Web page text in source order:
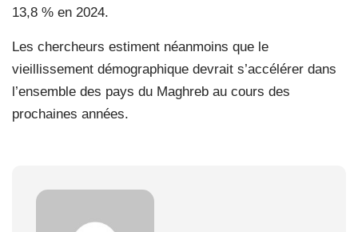
13,8 % en 2024.
Les chercheurs estiment néanmoins que le
vieillissement démographique devrait s’accélérer dans
l’ensemble des pays du Maghreb au cours des
prochaines années.